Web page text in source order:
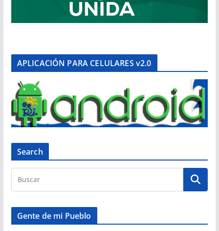
APLICACIÓN PARA CELULARES v2.0
Search
Gente de mi Pueblo